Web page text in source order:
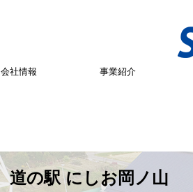
会社情報 事業紹介
道の駅 にしお岡ノ山